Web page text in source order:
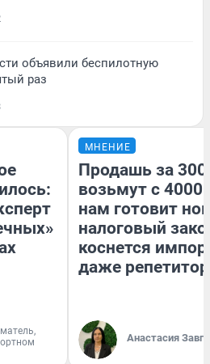
объявили беспилотную
раз
МНЕНИЕ
Продашь за
возьмут с
нам готовит
налоговый
коснется
даже
Анастасия